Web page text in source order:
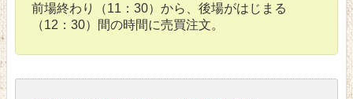
前場終わり（11：30）から、後場がはじまる
（12：30）間の時間に売買注文。